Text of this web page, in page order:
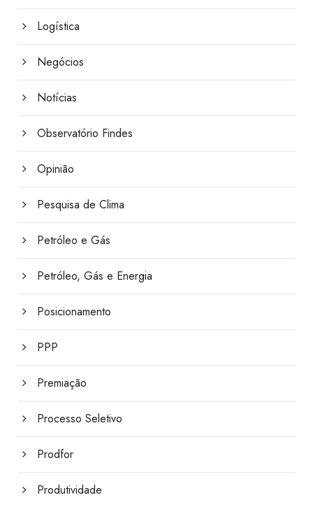
Logística
Negócios
Notícias
Observatório Findes
Opinião
Pesquisa de Clima
Petróleo e Gás
Petróleo, Gás e Energia
Posicionamento
PPP
Premiação
Processo Seletivo
Prodfor
Produtividade